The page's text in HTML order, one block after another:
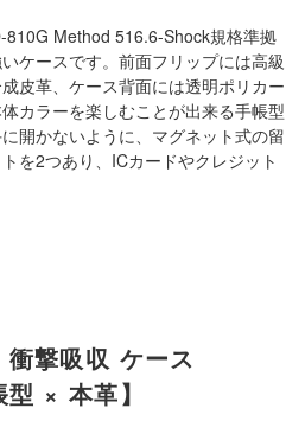
810G Method 516.6-Shock規格準拠
ケースです。前面フリップには高級
皮革、ケース背面には透明ポリカー
カラーを楽しむことが出来る手帳型
開かないように、マグネット式の留
を2つあり、ICカードやクレジット
撃吸収 ケース
型 × 本革】